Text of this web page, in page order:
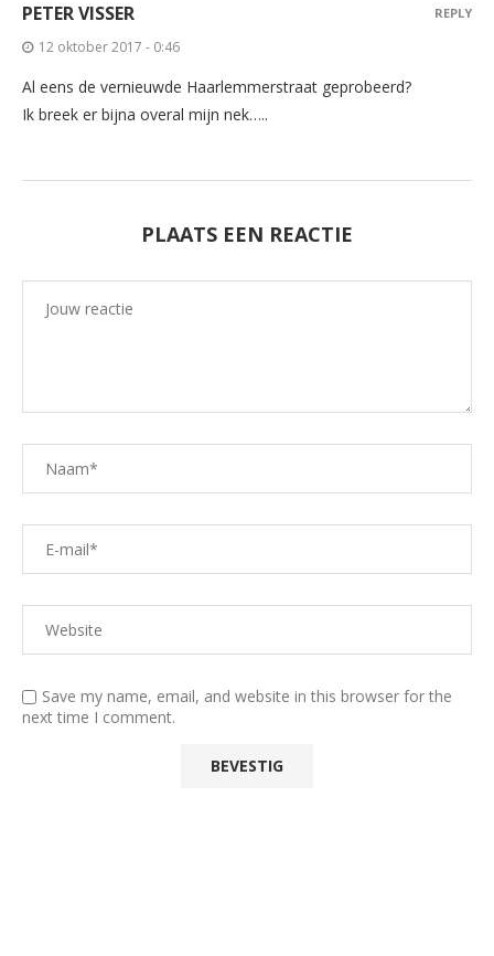
PETER VISSER
12 oktober 2017 - 0:46
Al eens de vernieuwde Haarlemmerstraat geprobeerd?
Ik breek er bijna overal mijn nek…..
REPLY
PLAATS EEN REACTIE
Save my name, email, and website in this browser for the
next time I comment.